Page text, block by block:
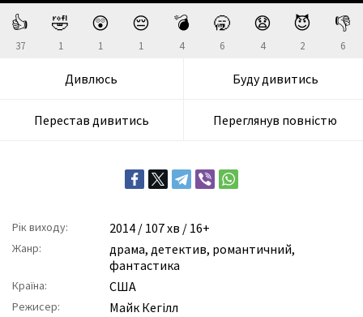
👍
37
🤣
1
😲
1
😔
1
💣
4
🥱
6
😧
4
😈
2
👎
6
Дивлюсь Буду дивитись
Перестав дивитись Переглянув повністю
Рік виходу: 2014 / 107 хв / 16+
Жанр: драма, детектив, романтичний,
фантастика
Країна: США
Режисер: Майк Кегілл